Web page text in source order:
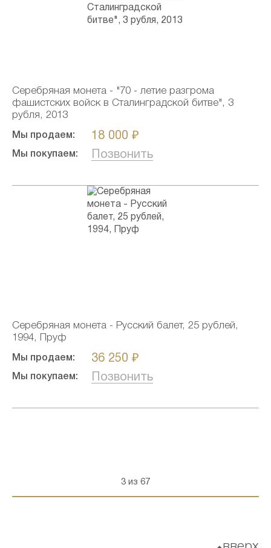
Серебряная монета - "70 - летие разгрома
фашистских войск в Сталинградской битве", 3
рубля, 2013
Мы продаем: 18 000 ₽
Мы покупаем: Позвонить
Серебряная монета - Русский балет, 25 рублей,
1994, Пруф
Мы продаем: 36 250 ₽
Мы покупаем: Позвонить
3 из 67